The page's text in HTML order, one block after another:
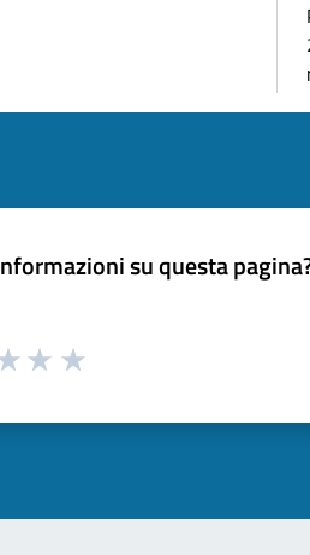
su questa